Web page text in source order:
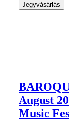
Jegyvásárlás
August
Music